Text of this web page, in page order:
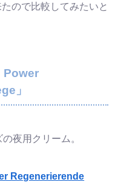
ので比較してみたいと
Power
」
夜用クリーム。
Regenerierende